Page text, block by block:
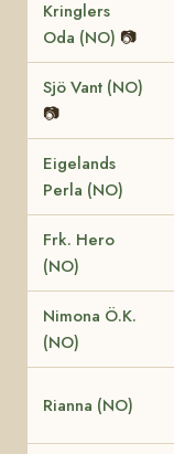
Kringlers
Oda (NO) 📷
Sjö Vant (NO)
📷
Eigelands
Perla (NO)
Frk. Hero
(NO)
Nimona Ö.K.
(NO)
Rianna (NO)